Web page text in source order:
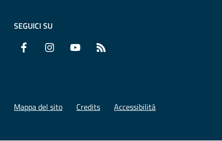
SEGUICI SU
Facebook Instagram YouTube
Mappa del sito Credits Accessibilità